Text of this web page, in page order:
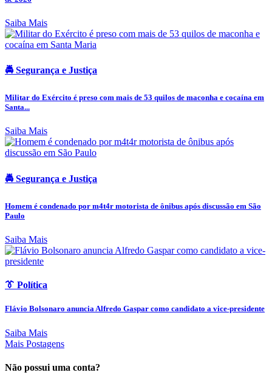
Saiba Mais
🚔 Segurança e Justiça
Militar do Exército é preso com mais de 53 quilos de maconha e cocaína em
Santa...
Saiba Mais
🚔 Segurança e Justiça
Homem é condenado por m4t4r motorista de ônibus após discussão em São
Paulo
Saiba Mais
👔 Política
Flávio Bolsonaro anuncia Alfredo Gaspar como candidato a vice-presidente
Saiba Mais
Mais Postagens
Não possui uma conta?